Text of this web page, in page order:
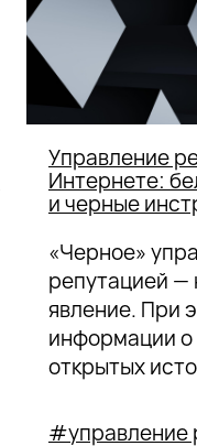
Управление
Интернете:
и черные
«Черное»
репутацией —
явление. При
информации о
открытых
риски, угрозы
#управление